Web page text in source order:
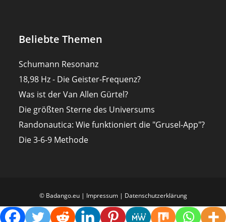
Beliebte Themen
Schumann Resonanz
18,98 Hz - Die Geister-Frequenz?
Was ist der Van Allen Gürtel?
Die größten Sterne des Universums
Randonautica: Wie funktioniert die "Grusel-App"?
Die 3-6-9 Methode
© Badango.eu | Impressum| Datenschutzerklärung